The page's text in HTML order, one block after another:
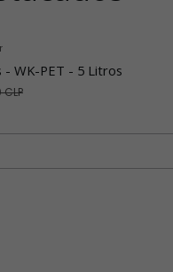
- WK-PET - 5 Litros